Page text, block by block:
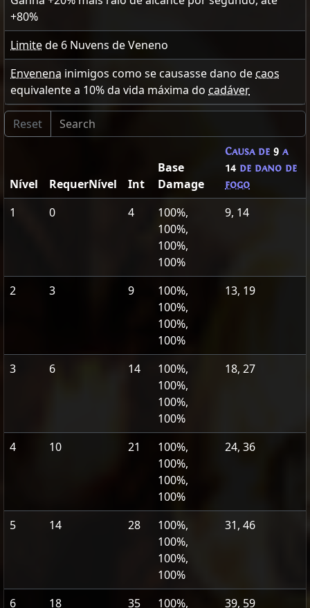
+80%
Limitede 6 Nuvens de Veneno
Envenena inimigos como se causasse dano decaos
equivalente a 10% da vida máxima do cadáver
Nível RequerNível Int
Base
Damage
Causa de 9 a
14 de dano de
fogo
1 0 4
100%,
100%,
100%,
100%
9, 14
2 3 9
100%,
100%,
100%,
100%
13, 19
3 6 14
100%,
100%,
100%,
100%
18, 27
4 10 21
100%,
100%,
100%,
100%
24, 36
5 14 28
100%,
100%,
100%,
100%
31, 46
6 18 35 100%, 39, 59